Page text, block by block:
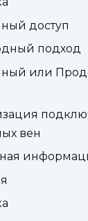
доступ
подход
или
вен